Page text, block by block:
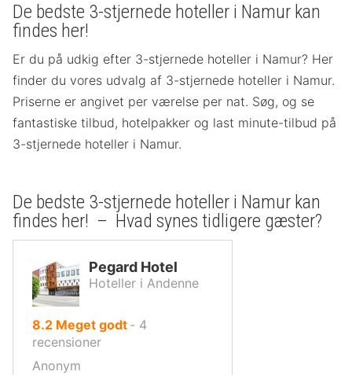
De bedste 3-stjernede hoteller i Namur kan
findes her!
Er du på udkig efter 3-stjernede hoteller i Namur? Her
finder du vores udvalg af 3-stjernede hoteller i Namur.
Priserne er angivet per værelse per nat. Søg, og se
fantastiske tilbud, hotelpakker og last minute-tilbud på
3-stjernede hoteller i Namur.
De bedste 3-stjernede hoteller i Namur kan
findes her! – Hvad synes tidligere gæster?
Pegard Hotel
Hoteller i Andenne
8.2 ud
af
Meget godt ‐ 4
recensioner
Anonym